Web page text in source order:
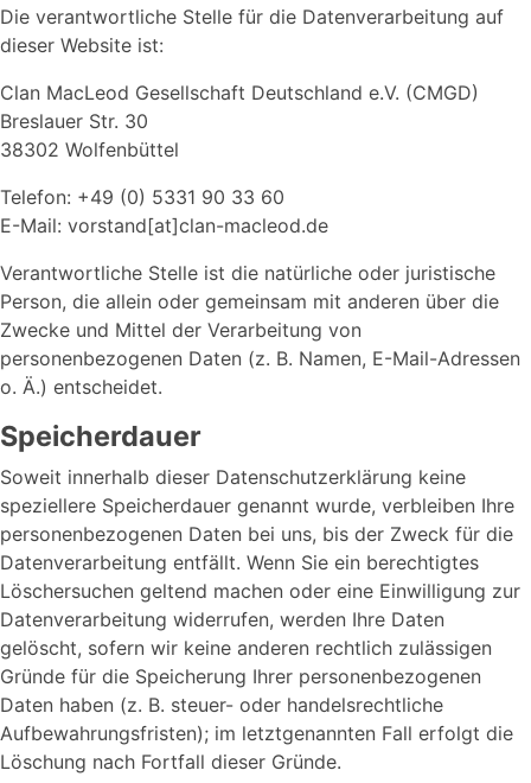
Die verantwortliche Stelle für die Datenverarbeitung auf
dieser Website ist:
Clan MacLeod Gesellschaft Deutschland e.V. (CMGD)
Breslauer Str. 30
38302 Wolfenbüttel
Telefon: +49 (0) 5331 90 33 60
E-Mail: vorstand[at]clan-macleod.de
Verantwortliche Stelle ist die natürliche oder juristische
Person, die allein oder gemeinsam mit anderen über die
Zwecke und Mittel der Verarbeitung von
personenbezogenen Daten (z. B. Namen, E-Mail-Adressen
o. Ä.) entscheidet.
Speicherdauer
Soweit innerhalb dieser Datenschutzerklärung keine
speziellere Speicherdauer genannt wurde, verbleiben Ihre
personenbezogenen Daten bei uns, bis der Zweck für die
Datenverarbeitung entfällt. Wenn Sie ein berechtigtes
Löschersuchen geltend machen oder eine Einwilligung zur
Datenverarbeitung widerrufen, werden Ihre Daten
gelöscht, sofern wir keine anderen rechtlich zulässigen
Gründe für die Speicherung Ihrer personenbezogenen
Daten haben (z. B. steuer- oder handelsrechtliche
Aufbewahrungsfristen); im letztgenannten Fall erfolgt die
Löschung nach Fortfall dieser Gründe.